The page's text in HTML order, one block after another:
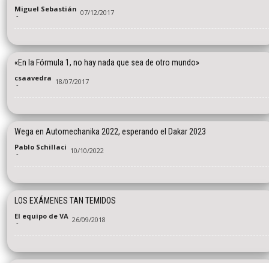
Miguel Sebastián
- 07/12/2017
«En la Fórmula 1, no hay nada que sea de otro mundo»
csaavedra
- 18/07/2017
Wega en Automechanika 2022, esperando el Dakar 2023
Pablo Schillaci
- 10/10/2022
LOS EXÁMENES TAN TEMIDOS
El equipo de VA
- 26/09/2018